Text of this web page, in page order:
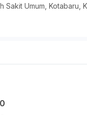
Sakit Umum, Kotabaru,